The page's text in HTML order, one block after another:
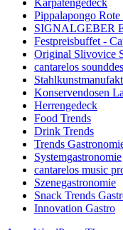
Pippalapongo
SIGNALGEBER
Festpreisbuffet -
Original Slivovice
cantarelos
Konservendosen
Herrengedeck
Food Trends
Drink Trends
Trends
Systemgastronomie
cantarelos music
Szenegastronomie
Snack Trends
Innovation Gastro